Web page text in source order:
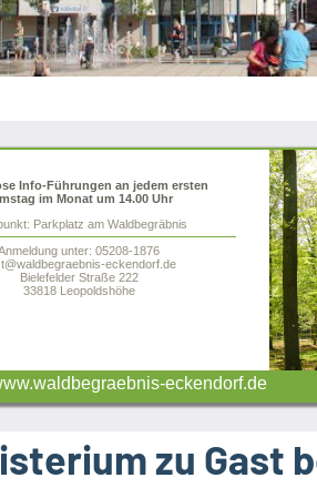
Info-Führungen an jedem ersten
im Monat um 14.00 Uhr
Parkplatz am Waldbegräbnis
unter: 05208-1876
eckendorf.de
Bielefelder Straße 222
33818 Leopoldshöhe
eckendorf.de
zu Gast